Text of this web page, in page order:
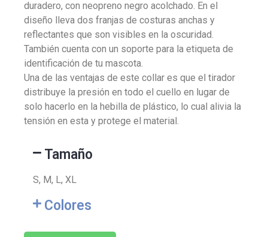
duradero, con neopreno negro acolchado. En el
diseño lleva dos franjas de costuras anchas y
reflectantes que son visibles en la oscuridad.
También cuenta con un soporte para la etiqueta de
identificación de tu mascota.
Una de las ventajas de este collar es que el tirador
distribuye la presión en todo el cuello en lugar de
solo hacerlo en la hebilla de plástico, lo cual alivia la
tensión en esta y protege el material.
Tamaño
S, M, L, XL
Colores